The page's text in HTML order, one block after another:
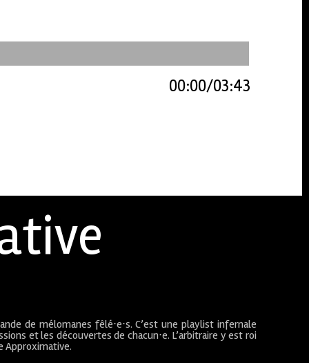
03:43
00:00
de mélomanes fêlé⋅e⋅s. C’est une playlist infernale
et les découvertes de chacun⋅e. L’arbitraire y est roi
Approximative.